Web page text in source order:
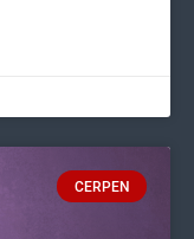
CERPEN